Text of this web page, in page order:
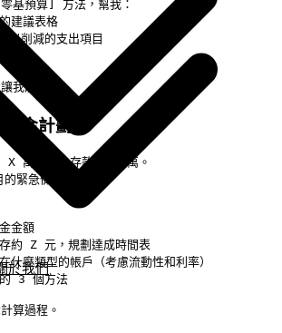
於我們
預算] 方法，幫我：
建議表格
削減的支出項目
月數
金計劃
X 萬台幣，存款約 Y 萬。
緊急備用金。
金額
約 Z 元，規劃達成時間表
麼類型的帳戶（考慮流動性和利率）
3 個方法